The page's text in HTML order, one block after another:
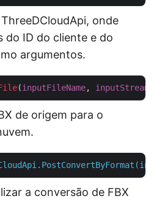
onde
do ID do cliente e do
argumentos.
(inputFileName, inputStream
de origem para o
a conversão de FBX